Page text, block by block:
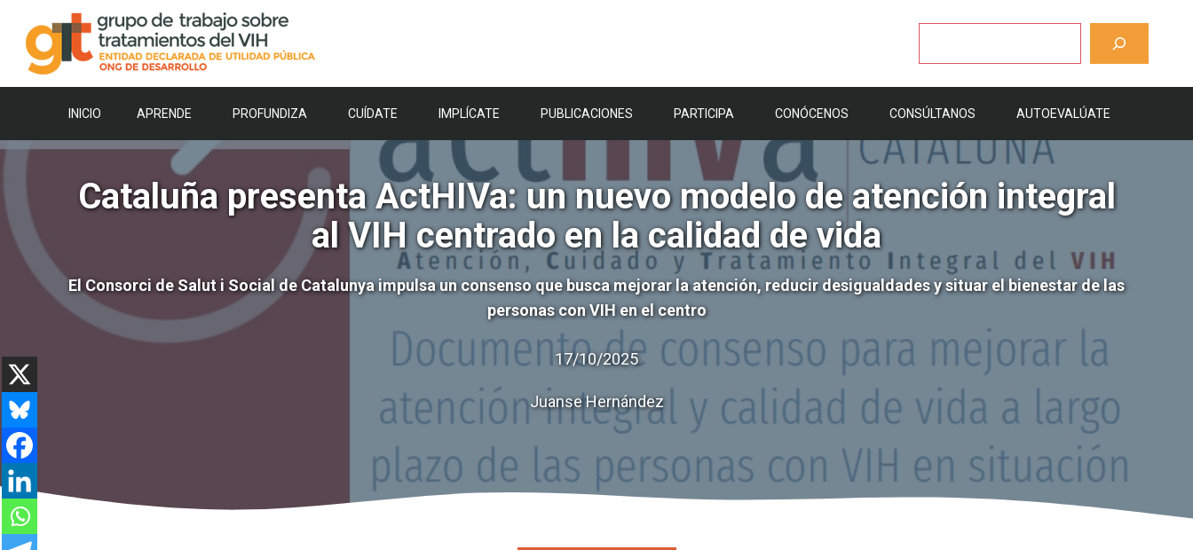
contenido
INICIO APRENDE PROFUNDIZA CUÍDATE IMPLÍCATE PUBLICACIONES PARTICIPA CONÓCENOS CONSÚLTANOS AUTOEVALÚATE
Cataluña presenta ActHIVa: un nuevo modelo de atención integral
al VIH centrado en la calidad de vida
El Consorci de Salut i Social de Catalunya impulsa un consenso que busca mejorar la atención, reducir desigualdades y situar el bienestar de las
personas con VIH en el centro
17/10/2025
Juanse Hernández